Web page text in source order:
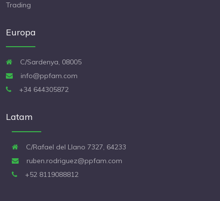
Trading
Europa
C/Sardenya, 08005
info@ppfam.com
+34 644305872
Latam
C/Rafael del Llano 7327, 64233
ruben.rodriguez@ppfam.com
+52 8119088812